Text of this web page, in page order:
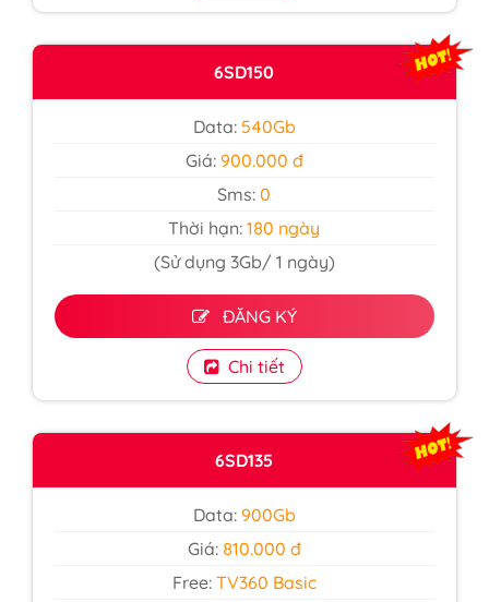
6SD150
Data:540Gb
Giá: 900.000 đ
Sms:0
Thời hạn: 180 ngày
(Sử dụng 3Gb/ 1 ngày)
ĐĂNG KÝ
Chi tiết
6SD135
Data:900Gb
Giá: 810.000 đ
Free: TV360 Basic